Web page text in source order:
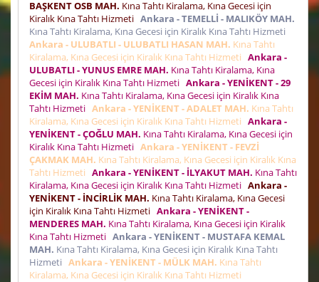
BAŞKENT OSB MAH. Kına Tahtı Kiralama, Kına Gecesi için
Kiralık Kına Tahtı Hizmeti Ankara - TEMELLİ - MALIKÖY MAH.
Kına Tahtı Kiralama, Kına Gecesi için Kiralık Kına Tahtı Hizmeti
Ankara - ULUBATLI - ULUBATLI HASAN MAH. Kına Tahtı
Kiralama, Kına Gecesi için Kiralık Kına Tahtı Hizmeti Ankara -
ULUBATLI - YUNUS EMRE MAH. Kına Tahtı Kiralama, Kına
Gecesi için Kiralık Kına Tahtı Hizmeti Ankara - YENİKENT - 29
EKİM MAH. Kına Tahtı Kiralama, Kına Gecesi için Kiralık Kına
Tahtı Hizmeti Ankara - YENİKENT - ADALET MAH. Kına Tahtı
Kiralama, Kına Gecesi için Kiralık Kına Tahtı Hizmeti Ankara -
YENİKENT - ÇOĞLU MAH. Kına Tahtı Kiralama, Kına Gecesi için
Kiralık Kına Tahtı Hizmeti Ankara - YENİKENT - FEVZİ
ÇAKMAK MAH. Kına Tahtı Kiralama, Kına Gecesi için Kiralık Kına
Tahtı Hizmeti Ankara - YENİKENT - İLYAKUT MAH. Kına Tahtı
Kiralama, Kına Gecesi için Kiralık Kına Tahtı Hizmeti Ankara -
YENİKENT - İNCİRLİK MAH. Kına Tahtı Kiralama, Kına Gecesi
için Kiralık Kına Tahtı Hizmeti Ankara - YENİKENT -
MENDERES MAH. Kına Tahtı Kiralama, Kına Gecesi için Kiralık
Kına Tahtı Hizmeti Ankara - YENİKENT - MUSTAFA KEMAL
MAH. Kına Tahtı Kiralama, Kına Gecesi için Kiralık Kına Tahtı
Hizmeti Ankara - YENİKENT - MÜLK MAH. Kına Tahtı
Kiralama, Kına Gecesi için Kiralık Kına Tahtı Hizmeti